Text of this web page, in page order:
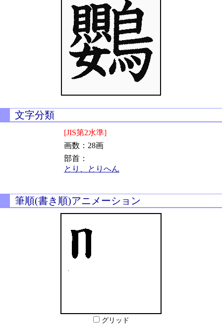
文字分類
[JIS第2水準]
画数：28画
部首：
とり、とりへん
筆順(書き順)アニメーション
グリッド